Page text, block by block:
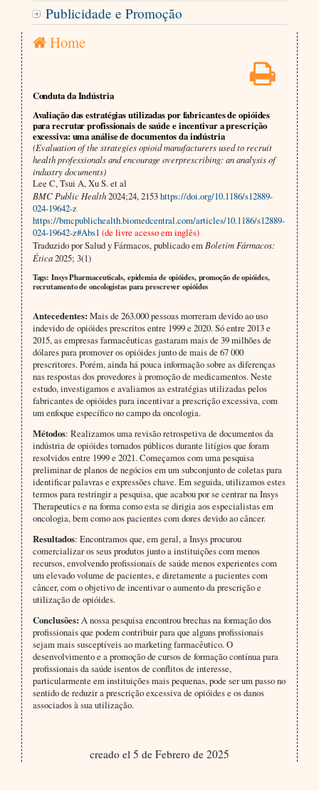
Publicidade e Promoção
Home
Conduta da Indústria
Avaliação das estratégias utilizadas por fabricantes de opióides
para recrutar profissionais de saúde e incentivar a prescrição
excessiva: uma análise de documentos da indústria
(Evaluation of the strategies opioid manufacturers used to recruit
health professionals and encourage overprescribing: an analysis of
industry documents)
Lee C, Tsui A, Xu S. et al
BMC Public Health2024;24, 2153https://doi.org/10.1186/s12889-
024-19642-z
https://bmcpublichealth.biomedcentral.com/articles/10.1186/s12889-
024-19642-z#Abs1 (de livre acesso em inglês)
Traduzido por Salud y Fármacos, publicado em Boletím Fármacos:
Ética2025; 3(1)
Tags: Insys Pharmaceuticals, epidemia de opióides, promoção de opióides,
recrutamento de oncologistas para prescrever opióides
Antecedentes: Mais de 263.000 pessoas morreram devido ao uso
indevido de opióides prescritos entre 1999 e 2020. Só entre 2013 e
2015, as empresas farmacêuticas gastaram mais de 39 milhões de
dólares para promover os opióides junto de mais de 67 000
prescritores. Porém, ainda há pouca informação sobre as diferenças
nas respostas dos provedores à promoção de medicamentos. Neste
estudo, investigamos e avaliamos as estratégias utilizadas pelos
fabricantes de opióides para incentivar a prescrição excessiva, com
um enfoque específico no campo da oncologia.
Métodos: Realizamos uma revisão retrospetiva de documentos da
indústria de opióides tornados públicos durante litígios que foram
resolvidos entre 1999 e 2021. Começamos com uma pesquisa
preliminar de planos de negócios em um subconjunto de coletas para
identificar palavras e expressões chave. Em seguida, utilizamos estes
termos para restringir a pesquisa, que acabou por se centrar na Insys
Therapeutics e na forma como esta se dirigia aos especialistas em
oncologia, bem como aos pacientes com dores devido ao câncer.
Resultados: Encontramos que, em geral, a Insys procurou
comercializar os seus produtos junto a instituições com menos
recursos, envolvendo profissionais de saúde menos experientes com
um elevado volume de pacientes, e diretamente a pacientes com
câncer, com o objetivo de incentivar o aumento da prescrição e
utilização de opióides.
Conclusões: A nossa pesquisa encontrou brechas na formação dos
profissionais que podem contribuir para que alguns profissionais
sejam mais susceptíveis ao marketing farmacêutico. O
desenvolvimento e a promoção de cursos de formação contínua para
profissionais da saúde isentos de conflitos de interesse,
particularmente em instituições mais pequenas, pode ser um passo no
sentido de reduzir a prescrição excessiva de opióides e os danos
associados à sua utilização.
creado el 5 de Febrero de 2025